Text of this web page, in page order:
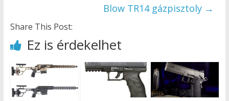
Blow TR14 gázpisztoly →
Share This Post:
Ez is érdekelhet